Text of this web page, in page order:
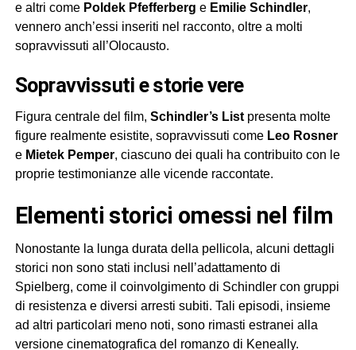
e altri come Poldek Pfefferberg e Emilie Schindler,
vennero anch’essi inseriti nel racconto, oltre a molti
sopravvissuti all’Olocausto.
Sopravvissuti e storie vere
Figura centrale del film, Schindler’s Listpresenta molte
figure realmente esistite, sopravvissuti come Leo Rosner
e Mietek Pemper, ciascuno dei quali ha contribuito con le
proprie testimonianze alle vicende raccontate.
Elementi storici omessi nel film
Nonostante la lunga durata della pellicola, alcuni dettagli
storici non sono stati inclusi nell’adattamento di
Spielberg, come il coinvolgimento di Schindler con gruppi
di resistenza e diversi arresti subiti. Tali episodi, insieme
ad altri particolari meno noti, sono rimasti estranei alla
versione cinematografica del romanzo di Keneally.